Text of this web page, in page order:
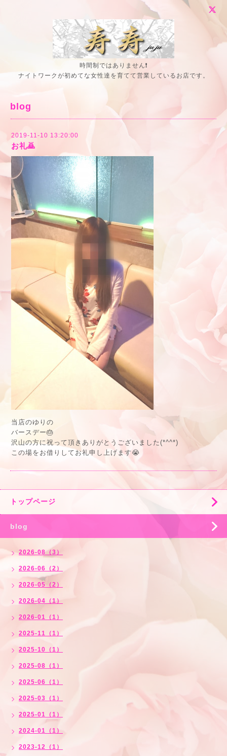
時間制ではありません❗
ナイトワークが初めてな女性達を育てて営業しているお店です。
blog
2019-11-10 13:20:00
お礼🙇
当店のゆりの
バースデー🎂
沢山の方に祝って頂きありがとうございました(*^^*)
この場をお借りしてお礼申し上げます😭
トップページ
blog
2026-08（3）
2026-06（2）
2026-05（2）
2026-04（1）
2026-01（1）
2025-11（1）
2025-10（1）
2025-08（1）
2025-06（1）
2025-03（1）
2025-01（1）
2024-01（1）
2023-12（1）